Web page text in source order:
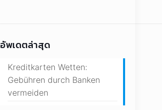
อัพเดตล่าสุด
Kreditkarten Wetten:
Gebühren durch Banken
vermeiden